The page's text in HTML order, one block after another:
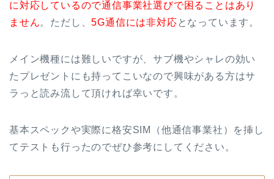
に対応しているので通信事業社選びで困ることはあり
ません。ただし、5G通信には非対応 となっています。
メイン機種には難しいですが、サブ機やシャレの効い
たプレゼントにも持ってこいなので興味がある方はサ
ラっと読み流して頂ければ幸いです。
基本スペックや実際に格安SIM（他通信事業社）を挿し
てテストも行ったのでぜひ参考にしてください。